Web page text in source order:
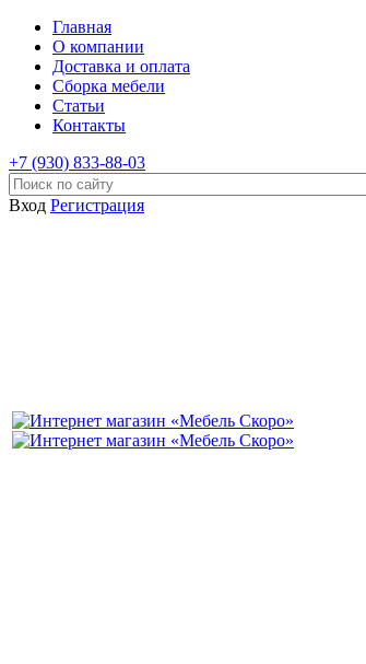
Главная
О компании
Доставка и оплата
Сборка мебели
Статьи
Контакты
+7 (930) 833-88-03
Вход Регистрация